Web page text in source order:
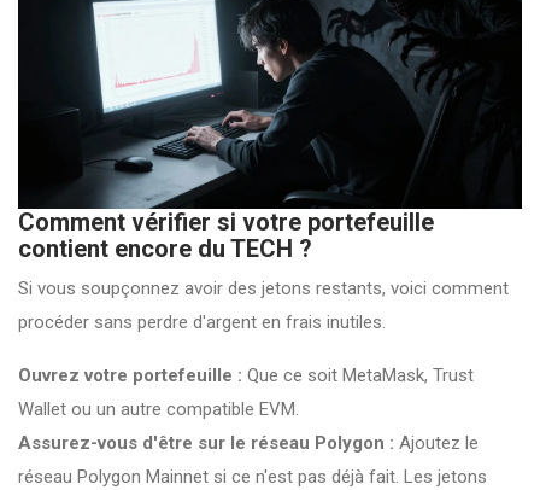
Comment vérifier si votre portefeuille
contient encore du TECH ?
Si vous soupçonnez avoir des jetons restants, voici comment
procéder sans perdre d'argent en frais inutiles.
Ouvrez votre portefeuille : Que ce soit MetaMask, Trust
Wallet ou un autre compatible EVM.
Assurez-vous d'être sur le réseau Polygon : Ajoutez le
réseau Polygon Mainnet si ce n'est pas déjà fait. Les jetons